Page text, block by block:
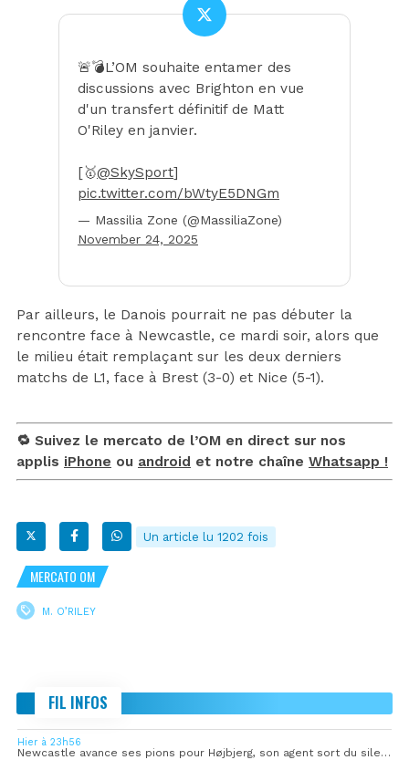
🚨💣L’OM souhaite entamer des
discussions avec Brighton en vue
d'un transfert définitif de Matt
O'Riley en janvier.
[🥇@SkySport]
pic.twitter.com/bWtyE5DNGm
— Massilia Zone (@MassiliaZone)
November 24, 2025
Par ailleurs, le Danois pourrait ne pas débuter la
rencontre face à Newcastle, ce mardi soir, alors que
le milieu était remplaçant sur les deux derniers
matchs de L1, face à Brest (3-0) et Nice (5-1).
🔁 Suivez le mercato de l’OM en direct sur nos
applis iPhone ou android et notre chaîne Whatsapp !
Un article lu 1202 fois
MERCATO OM
M. O’RILEY
FIL INFOS
Hier à 23h56
Newcastle avance ses pions pour Højbjerg, son agent sort du silence